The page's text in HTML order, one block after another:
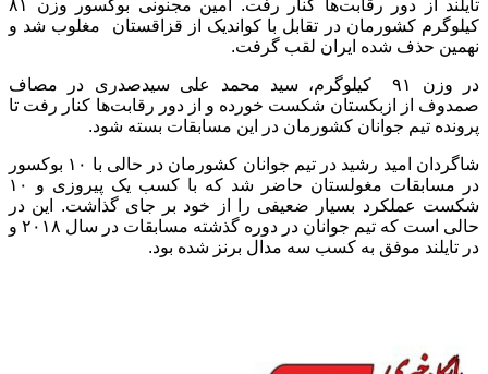
تایلند از دور رقابت‌ها کنار رفت. امین مجنونی بوکسور وزن ۸۱
کیلوگرم کشورمان در تقابل با کواندیک از قزاقستان مغلوب شد و
نهمین حذف شده ایران لقب گرفت.
در وزن ۹۱ کیلوگرم، سید محمد علی سیدصدری در مصاف
صمدوف از ازبکستان شکست خورده و از دور رقابت‌ها کنار رفت تا
پرونده تیم جوانان کشورمان در این مسابقات بسته شود.
شاگردان امید رشید در تیم جوانان کشورمان در حالی با ۱۰ بوکسور
در مسابقات مغولستان حاضر شد که با کسب یک پیروزی و ۱۰
شکست عملکرد بسیار ضعیفی را از خود بر جای گذاشت. این در
حالی است که تیم جوانان در دوره گذشته مسابقات در سال ۲۰۱۸ و
در تایلند موفق به کسب سه مدال برنز شده بود.